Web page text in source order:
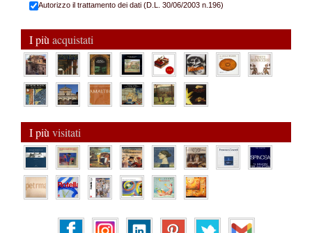
Autorizzo il trattamento dei dati (D.L. 30/06/2003 n.196)
I più acquistati
I più visitati